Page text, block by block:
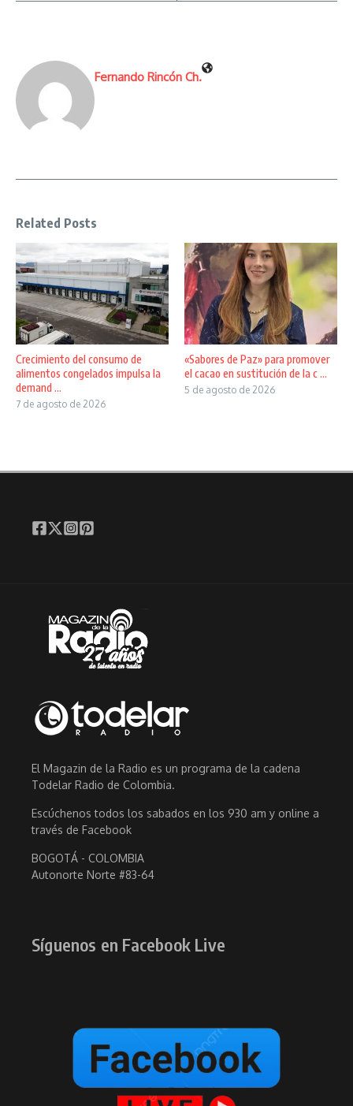
Fernando Rincón Ch.
Related Posts
Crecimiento del consumo de
alimentos congelados impulsa la
demand ...
7 de agosto de 2026
«Sabores de Paz» para promover
el cacao en sustitución de la c ...
5 de agosto de 2026
El Magazin de la Radio es un programa de la cadena
Todelar Radio de Colombia.
Escúchenos todos los sabados en los 930 am y online a
través de Facebook
BOGOTÁ - COLOMBIA
Autonorte Norte #83-64
Síguenos en Facebook Live